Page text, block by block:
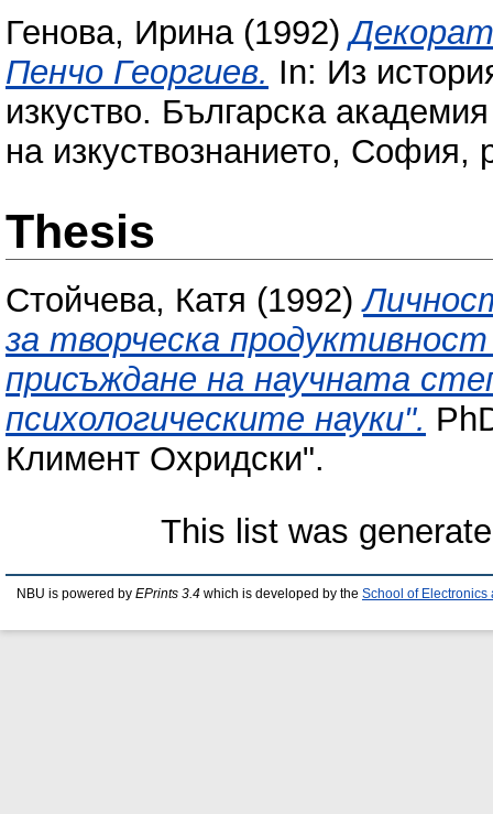
Генова, Ирина(1992)
Пенчо Георгиев. In: Из
изкуство. Българска
на изкуствознанието, София,
Thesis
Стойчева, Катя (1992)
за творческа
присъждане на научната
психологическите науки".
Климент Охридски".
This list was
NBU is powered by EPrints 3.4 which is developed by the School of Electronics